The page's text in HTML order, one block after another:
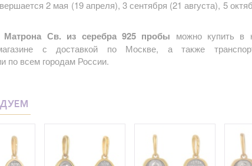
2 мая (19 апреля), 3 сентября (21 августа), 5
Матрона Св. из серебра 925 пробы можно купить в
магазине с доставкой по Москве, а также
по всем городам России.